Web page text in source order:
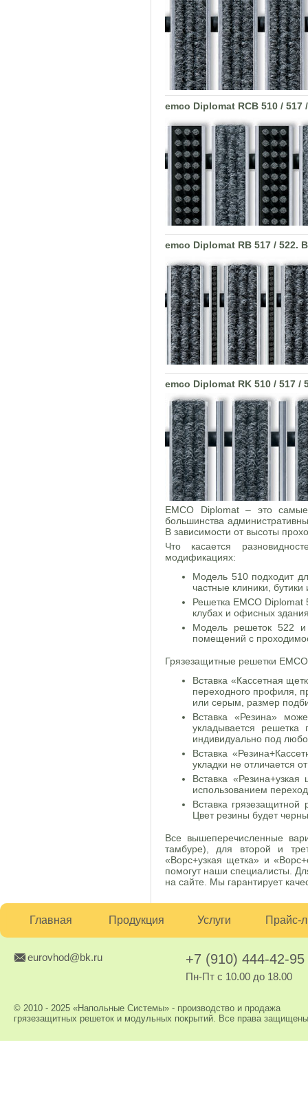
emco Diplomat RCB 510 /
emco Diplomat RB 517 / 522.
emco Diplomat RK 510 / 517 /
EMCO Diplomat – это
большинства
В зависимости от высоты
Что касается
модификациях:
Модель 510 подходит
частные клиники,
Решетка EMCO Diplomat
клубах и офисных
Модель решеток 522 и
помещений с
Грязезащитные решетки
Вставка «Кассетная
переходного профиля,
или серым, размер
Вставка «Резина»
укладывается
индивидуально под
Вставка
укладки не отличается
Вставка
использованием
Вставка
Цвет резины будет
Все вышеперечисленные
тамбуре), для второй и
«Ворс+узкая щетка» и
помогут наши специалисты.
на сайте. Мы гарантирует
Главная Продукция Услуги Прайс-
eurovhod@bk.ru +7 (910) 444-42-95
Пн-Пт с 10.00 до 18.00
© 2010 - 2025 «Напольные Системы» - производство и продажа
грязезащитных решеток и модульных покрытий. Все права